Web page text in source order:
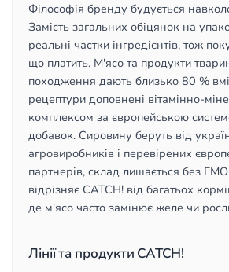
Філософія бренду будується
Замість загальних обіцянок на
реальні частки інгредієнтів, тож
що платить. М'ясо та продукти
походження дають близько 80 %
рецептури доповнені вітамінно-
комплексом за європейською
добавок. Сировину беруть від
агровиробників і перевірених
партнерів, склад лишається без
відрізняє CATCH! від багатьох
де м'ясо часто замінює желе чи
Лінії та продукти CATCH!